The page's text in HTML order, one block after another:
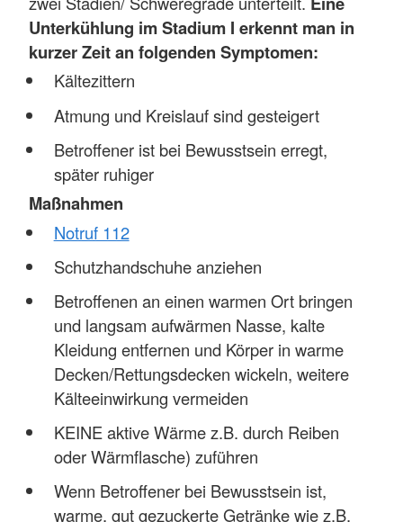
Unterkühlung im Stadium I erkennt man in
kurzer Zeit an folgenden Symptomen:
Kältezittern
Atmung und Kreislauf sind gesteigert
Betroffener ist bei Bewusstsein erregt,
später ruhiger
Maßnahmen
Notruf 112
Schutzhandschuhe anziehen
Betroffenen an einen warmen Ort bringen
und langsam aufwärmen Nasse, kalte
Kleidung entfernen und Körper in warme
Decken/Rettungsdecken wickeln, weitere
Kälteeinwirkung vermeiden
KEINE aktive Wärme z.B. durch Reiben
oder Wärmflasche) zuführen
Wenn Betroffener bei Bewusstsein ist,
warme, gut gezuckerte Getränke wie z.B.